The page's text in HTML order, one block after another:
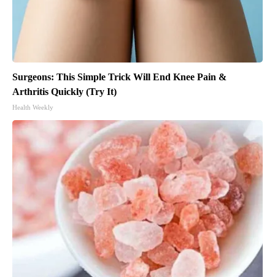
Surgeons: This Simple Trick Will End Knee Pain &
Arthritis Quickly (Try It)
Health Weekly